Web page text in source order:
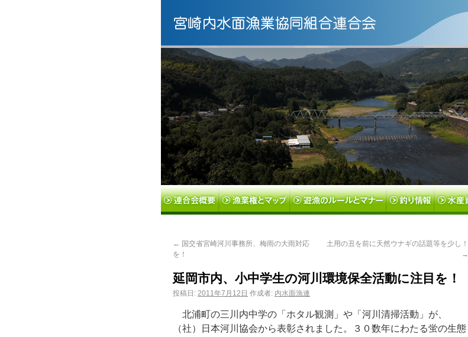
← 国交省宮崎河川事務所、梅雨の大雨対応
を！
土用の丑を前に天然ウナギの話題等を少し！
→
延岡市内、小中学生の河川環境保全活動に注目を！
投稿日: 2011年7月12日 作成者: 内水面漁連
北浦町の三川内中学の「ホタル観測」や「河川清掃活動」が、
（社）日本河川協会から表彰されました。３０数年にわたる蛍の生態